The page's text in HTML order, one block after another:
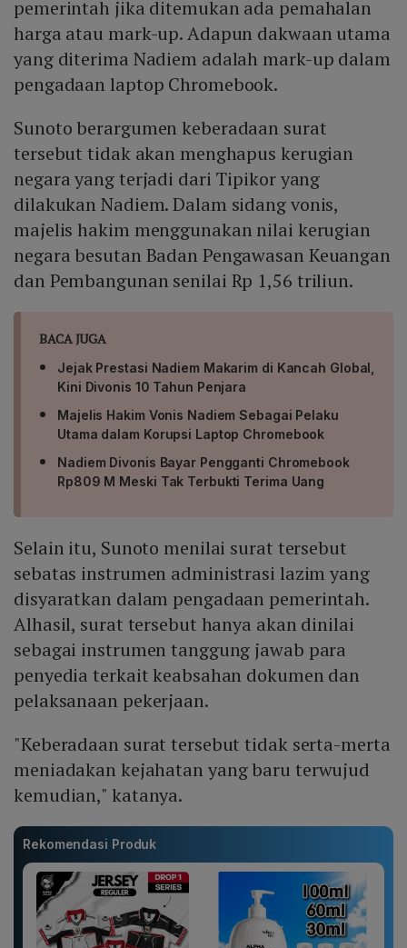
peradilan.
pemerintah jika ditemukan ada pemahalan
harga atau mark-up. Adapun dakwaan utama
yang diterima Nadiem adalah mark-up dalam
pengadaan laptop Chromebook.
Sunoto berargumen keberadaan surat
tersebut tidak akan menghapus kerugian
negara yang terjadi dari Tipikor yang
dilakukan Nadiem. Dalam sidang vonis,
majelis hakim menggunakan nilai kerugian
negara besutan Badan Pengawasan Keuangan
dan Pembangunan senilai Rp 1,56 triliun.
BACA JUGA
Jejak Prestasi Nadiem Makarim di Kancah Global,
Kini Divonis 10 Tahun Penjara
Majelis Hakim Vonis Nadiem Sebagai Pelaku
Utama dalam Korupsi Laptop Chromebook
Nadiem Divonis Bayar Pengganti Chromebook
Rp809 M Meski Tak Terbukti Terima Uang
Selain itu, Sunoto menilai surat tersebut
sebatas instrumen administrasi lazim yang
disyaratkan dalam pengadaan pemerintah.
Alhasil, surat tersebut hanya akan dinilai
sebagai instrumen tanggung jawab para
penyedia terkait keabsahan dokumen dan
pelaksanaan pekerjaan.
"Keberadaan surat tersebut tidak serta-merta
meniadakan kejahatan yang baru terwujud
kemudian," katanya.
Rekomendasi Produk